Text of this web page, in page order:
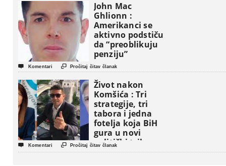
John Mac
Ghlionn :
Amerikanci se
aktivno podstiču
da “preoblikuju
penziju”
 Komentari  Pročitaj čitav članak
Život nakon
Komšića : Tri
strategije, tri
tabora i jedna
fotelja koja BiH
gura u novi
politički triler
 Komentari  Pročitaj čitav članak